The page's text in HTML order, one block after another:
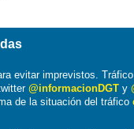
evitar imprevistos.
@informacionDGT y
de la situación del tráfico